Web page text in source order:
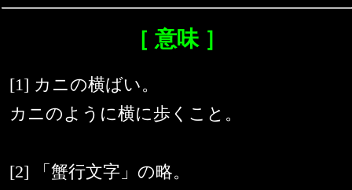
［ 意味 ］
[1] カニの横ばい。
カニのように横に歩くこと。
[2] 「蟹行文字」の略。